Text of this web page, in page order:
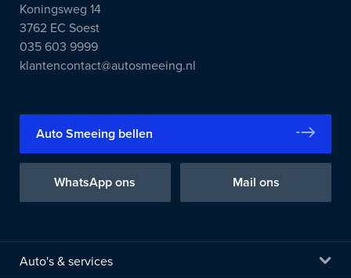
Koningsweg 14
3762 EC Soest
035 603 9999
klantencontact@autosmeeing.nl
Auto Smeeing bellen
WhatsApp ons Mail ons
Auto's & services